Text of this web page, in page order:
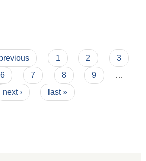
1 2
3
6 7 8 9
next ›
last »